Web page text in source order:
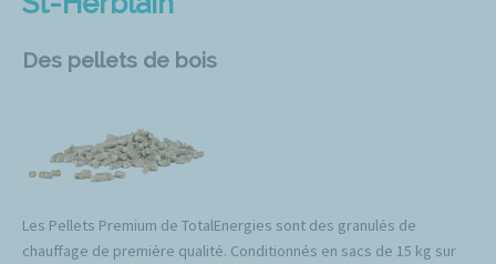
Des pellets de bois
Les Pellets Premium de TotalEnergies sont des granulés de
chauffage de première qualité. Conditionnés en sacs de 15 kg sur